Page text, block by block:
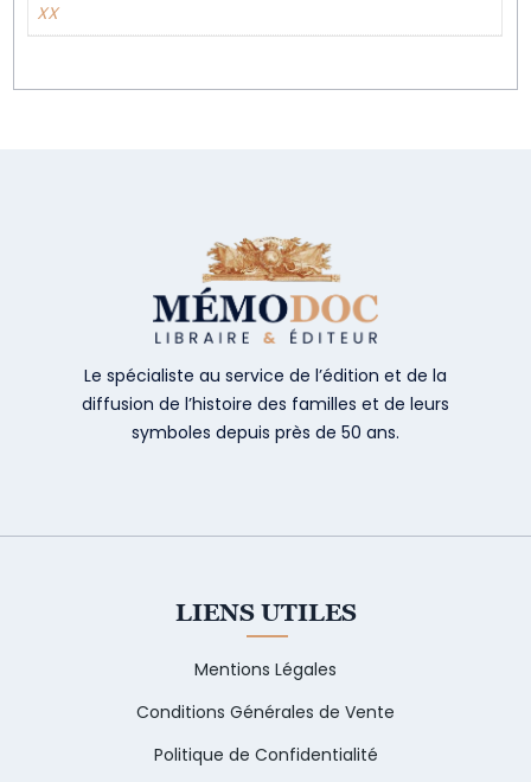
XX
Le spécialiste au service de l’édition et de la
diffusion de l’histoire des familles et de leurs
symboles depuis près de 50 ans.
LIENS UTILES
Mentions Légales
Conditions Générales de Vente
Politique de Confidentialité